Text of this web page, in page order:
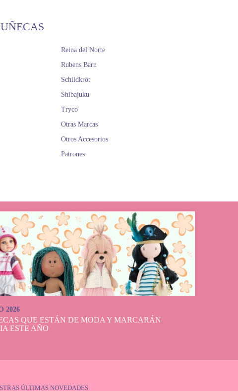
Reina del Norte
Rubens Barn
Schildkröt
Shibajuku
Tryco
Otras Marcas
Otros Accesorios
Patrones
2026
QUE ESTÁN DE MODA Y MARCARÁN
ESTE AÑO
ÚLTIMAS NOVEDADES